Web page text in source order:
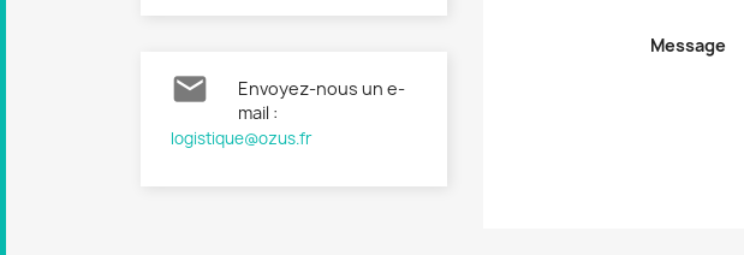

Envoyez-nous un e-
mail :
logistique@ozus.fr
Message